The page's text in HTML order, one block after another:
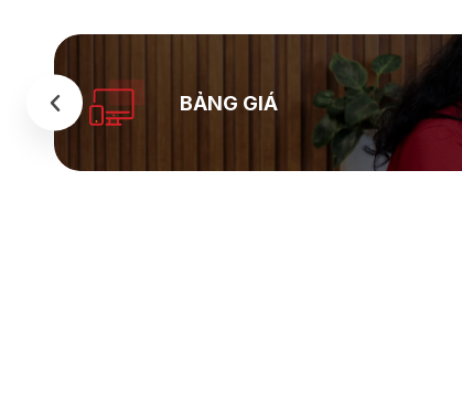
BẢNG GIÁ